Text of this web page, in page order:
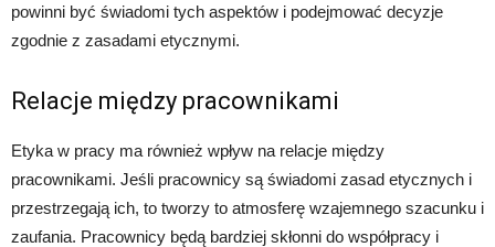
powinni być świadomi tych aspektów i podejmować decyzje
zgodnie z zasadami etycznymi.
Relacje między pracownikami
Etyka w pracy ma również wpływ na relacje między
pracownikami. Jeśli pracownicy są świadomi zasad etycznych i
przestrzegają ich, to tworzy to atmosferę wzajemnego szacunku i
zaufania. Pracownicy będą bardziej skłonni do współpracy i